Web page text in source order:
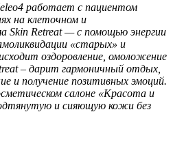
работает с пациентом
на клеточном и
Skin Retreat — с помощью энергии
«старых» и
оздоровление, омоложение
– дарит гармоничный отдых,
и получение позитивных эмоций.
салоне «Красота и
и сияющую кожи без